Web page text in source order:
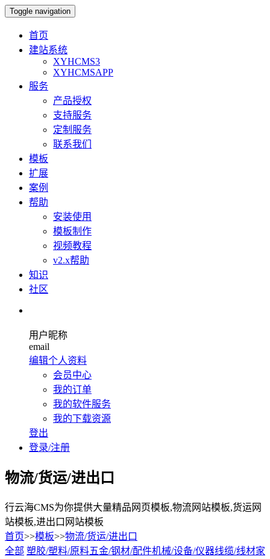
Toggle navigation
首页
建站系统
XYHCMS3
XYHCMSAPP
服务
产品授权
支持服务
定制服务
联系我们
模板
扩展
案例
帮助
安装使用
模板制作
视频教程
v2.x帮助
知识
社区
用户昵称
email
编辑个人资料
会员中心
我的订单
我的软件服务
我的下载资源
登出
登录/注册
物流/货运/进出口
行云海CMS为你提供大量精品网页模板,物流网站模板,货运网
站模板,进出口网站模板
首页>>模板>>物流/货运/进出口
全部 塑胶/塑料/原料五金/钢材/配件机械/设备/仪器线缆/线材家